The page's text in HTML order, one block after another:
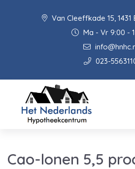
Van Cleeffkade 15, 1431
Ma - Vr 9:00 -
023-
Cao-lonen 5,5